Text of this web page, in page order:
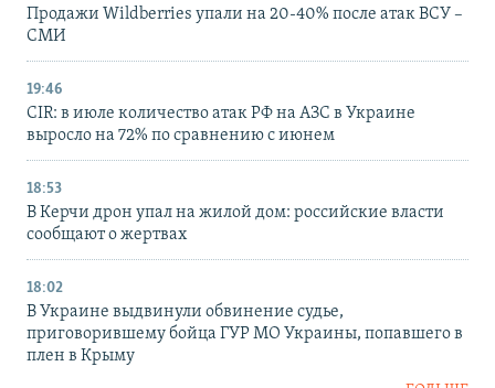
Продажи Wildberries упали на 20-40% после атак ВСУ –
СМИ
19:46
CIR: в июле количество атак РФ на АЗС в Украине
выросло на 72% по сравнению с июнем
18:53
В Керчи дрон упал на жилой дом: российские власти
сообщают о жертвах
18:02
В Украине выдвинули обвинение судье,
приговорившему бойца ГУР МО Украины, попавшего в
плен в Крыму